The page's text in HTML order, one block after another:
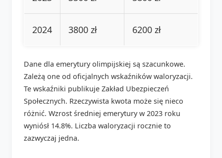
2024 3800 zł 6200 zł
Dane dla emerytury olimpijskiej są szacunkowe.
Zależą one od oficjalnych wskaźników waloryzacji.
Te wskaźniki publikuje Zakład Ubezpieczeń
Społecznych. Rzeczywista kwota może się nieco
różnić. Wzrost średniej emerytury w 2023 roku
wyniósł 14.8%. Liczba waloryzacji rocznie to
zazwyczaj jedna.